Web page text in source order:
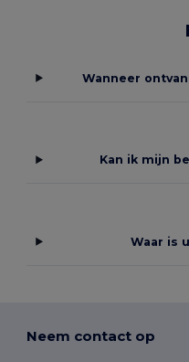
Wanneer
Kan ik mijn
Waar is
Neem contact op